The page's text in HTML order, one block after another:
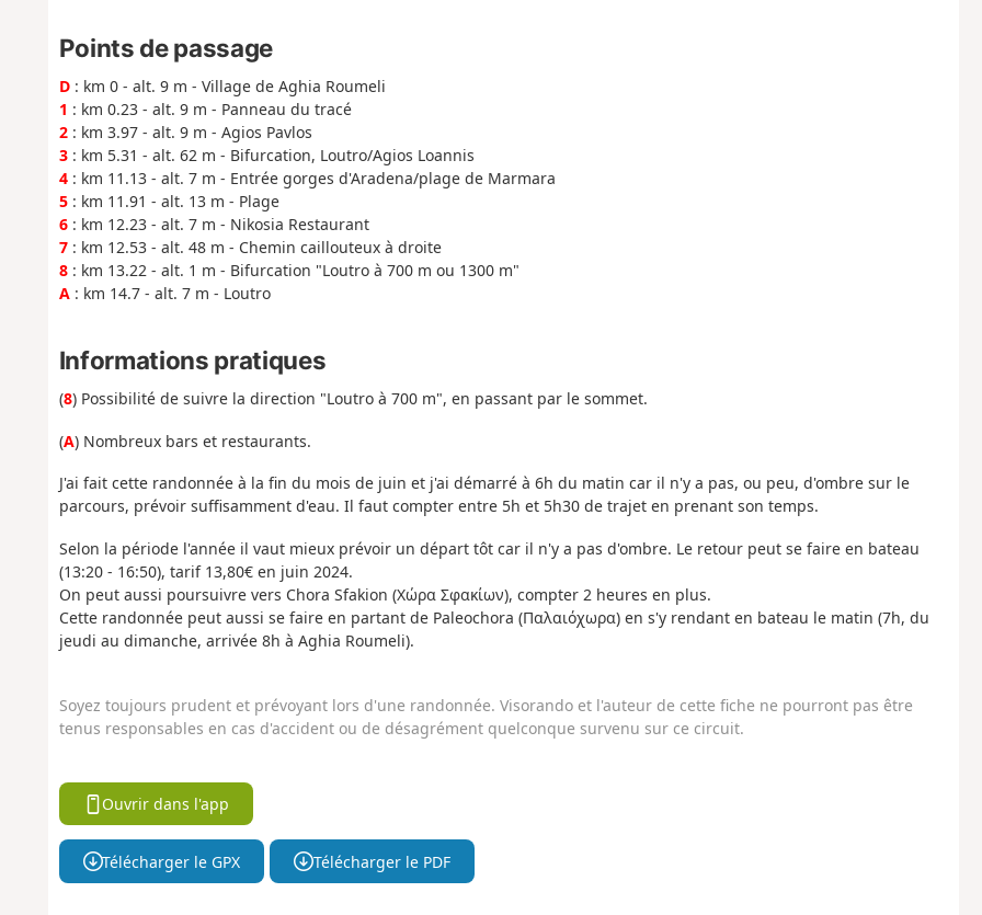
Points de passage
D: km 0 - alt. 9 m - Village de Aghia Roumeli
1 : km 0.23 - alt. 9 m - Panneau du tracé
2: km 3.97 - alt. 9 m - Agios Pavlos
3: km 5.31 - alt. 62 m - Bifurcation, Loutro/Agios Loannis
4: km 11.13 - alt. 7 m - Entrée gorges d'Aradena/plage de Marmara
5: km 11.91 - alt. 13 m - Plage
6: km 12.23 - alt. 7 m - Nikosia Restaurant
7: km 12.53 - alt. 48 m - Chemin caillouteux à droite
8: km 13.22 - alt. 1 m - Bifurcation "Loutro à 700 m ou 1300 m"
A: km 14.7 - alt. 7 m - Loutro
Informations pratiques
(8) Possibilité de suivre la direction "Loutro à 700 m", en passant par le sommet.
(A) Nombreux bars et restaurants.
J'ai fait cette randonnée à la fin du mois de juin et j'ai démarré à 6h du matin car il n'y a pas, ou peu, d'ombre sur le
parcours, prévoir suffisamment d'eau. Il faut compter entre 5h et 5h30 de trajet en prenant son temps.
Selon la période l'année il vaut mieux prévoir un départ tôt car il n'y a pas d'ombre. Le retour peut se faire en bateau
(13:20 - 16:50), tarif 13,80€ en juin 2024.
On peut aussi poursuivre vers Chora Sfakion (Χώρα Σφακίων), compter 2 heures en plus.
Cette randonnée peut aussi se faire en partant de Paleochora (Παλαιόχωρα) en s'y rendant en bateau le matin (7h, du
jeudi au dimanche, arrivée 8h à Aghia Roumeli).
Soyez toujours prudent et prévoyant lors d'une randonnée. Visorando et l'auteur de cette fiche ne pourront pas être
tenus responsables en cas d'accident ou de désagrément quelconque survenu sur ce circuit.
Ouvrir dans l'app
Télécharger le GPX Télécharger le PDF